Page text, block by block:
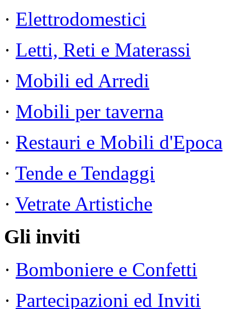
· Elettrodomestici
· Letti, Reti e Materassi
· Mobili ed Arredi
· Mobili per taverna
· Restauri e Mobili d'Epoca
· Tende e Tendaggi
· Vetrate Artistiche
Gli inviti
· Bomboniere e Confetti
· Partecipazioni ed Inviti